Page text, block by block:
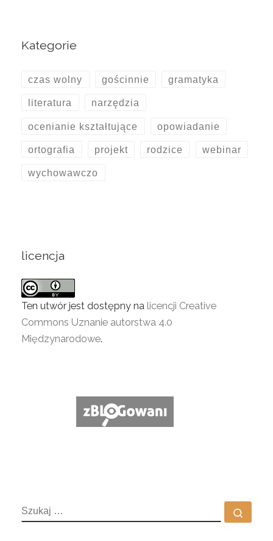
Kategorie
czas wolny gościnnie gramatyka
literatura narzędzia
ocenianie kształtujące opowiadanie
ortografia projekt rodzice webinar
wychowawczo
licencja
Ten utwór jest dostępny na licencji Creative
Commons Uznanie autorstwa 4.0
Międzynarodowe.
SZUKAJ